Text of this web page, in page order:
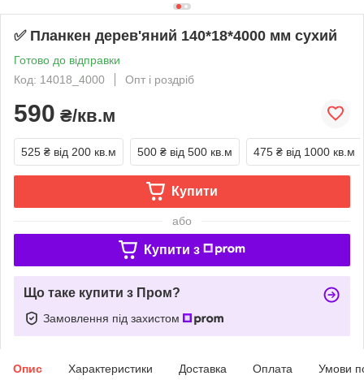
✅ Планкен дерев'яний 140*18*4000 мм сухий
Готово до відправки
Код: 14018_4000
Опт і роздріб
590 ₴/кв.м
525 ₴ від 200 кв.м 500 ₴ від 500 кв.м 475 ₴ від 1000 кв.м
Купити
або
Купити з
Що таке купити з Пром?
Замовлення під захистом
Опис Характеристики Доставка Оплата Умови